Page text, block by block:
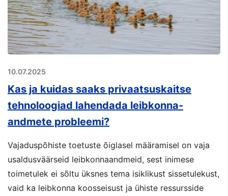
10.07.2025
Kas ja kuidas saaks privaatsuskaitse
tehnoloogiad lahendada leibkonna-
andmete probleemi?
Vajaduspõhiste toetuste õiglasel määramisel on vaja
usaldusväärseid leibkonnaandmeid, sest inimese
toimetulek ei sõltu üksnes tema isiklikust sissetulekust,
vaid ka leibkonna koosseisust ja ühiste ressursside